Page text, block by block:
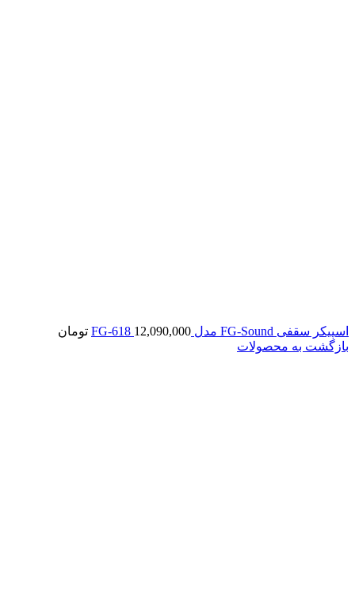
اسپیکر سقفی FG-Sound مدل FG-618 12,090,000
تومان
بازگشت به محصولات